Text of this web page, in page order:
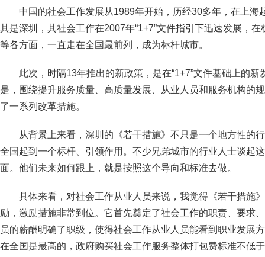
中国的社会工作发展从1989年开始，历经30多年，在上海
其是深圳，其社会工作在2007年“1+7”文件指引下迅速发展，
等各方面，一直走在全国最前列，成为标杆城市。
此次，时隔13年推出的新政策，是在“1+7”文件基础上的
是，围绕提升服务质量、高质量发展、从业人员和服务机构的
了一系列改革措施。
从背景上来看，深圳的《若干措施》不只是一个地方性的
全国起到一个标杆、引领作用。不少兄弟城市的行业人士谈起
面。他们未来如何跟上，就是按照这个导向和标准去做。
具体来看，对社会工作从业人员来说，我觉得《若干措施
励，激励措施非常到位。它首先奠定了社会工作的职责、要求
员的薪酬明确了职级，使得社会工作从业人员能看到职业发展
在全国是最高的，政府购买社会工作服务整体打包费标准不低